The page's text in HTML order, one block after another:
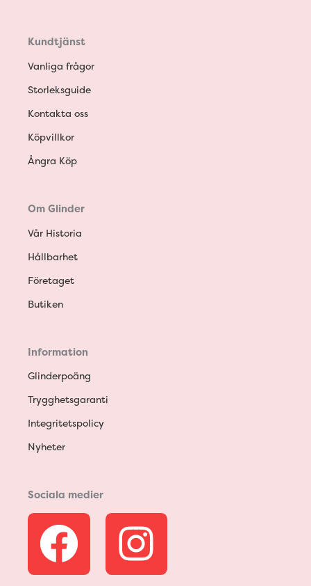
Kundtjänst
Vanliga frågor
Storleksguide
Kontakta oss
Köpvillkor
Ångra Köp
Om Glinder
Vår Historia
Hållbarhet
Företaget
Butiken
Information
Glinderpoäng
Trygghetsgaranti
Integritetspolicy
Nyheter
Sociala medier
F
a
I
n